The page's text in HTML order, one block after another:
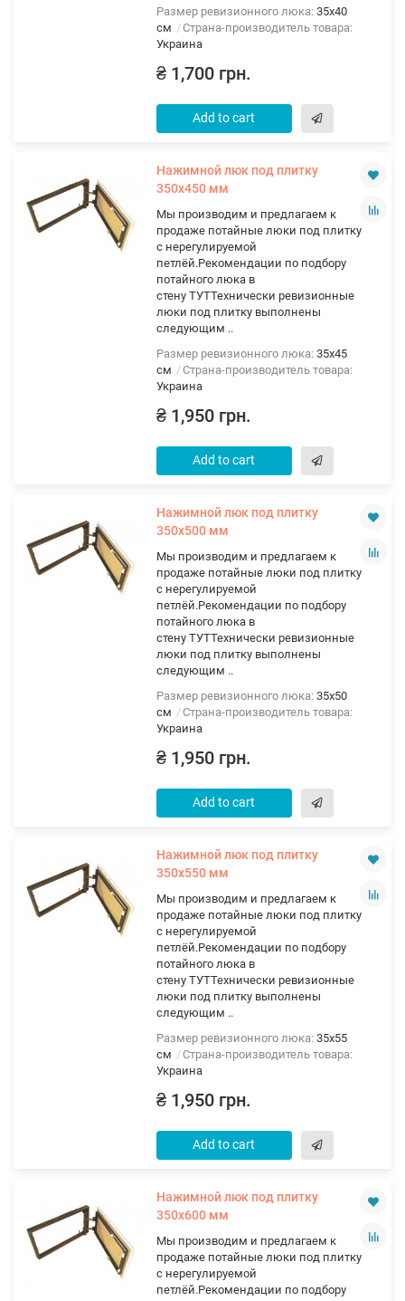
Размер ревизионного люка: 35х40
см
Страна-производитель товара:
Украина
₴ 1,700 грн.
Add to cart
Нажимной люк под плитку
350х450 мм
Мы производим и предлагаем к
продаже потайные люки под плитку
с нерегулируемой
петлёй.Рекомендации по подбору
потайного люка в
стену ТУТТехнически ревизионные
люки под плитку выполнены
следующим ..
Размер ревизионного люка: 35х45
см
Страна-производитель товара:
Украина
₴ 1,950 грн.
Add to cart
Нажимной люк под плитку
350х500 мм
Мы производим и предлагаем к
продаже потайные люки под плитку
с нерегулируемой
петлёй.Рекомендации по подбору
потайного люка в
стену ТУТТехнически ревизионные
люки под плитку выполнены
следующим ..
Размер ревизионного люка: 35х50
см
Страна-производитель товара:
Украина
₴ 1,950 грн.
Add to cart
Нажимной люк под плитку
350х550 мм
Мы производим и предлагаем к
продаже потайные люки под плитку
с нерегулируемой
петлёй.Рекомендации по подбору
потайного люка в
стену ТУТТехнически ревизионные
люки под плитку выполнены
следующим ..
Размер ревизионного люка: 35х55
см
Страна-производитель товара:
Украина
₴ 1,950 грн.
Add to cart
Нажимной люк под плитку
350х600 мм
Мы производим и предлагаем к
продаже потайные люки под плитку
с нерегулируемой
петлёй.Рекомендации по подбору